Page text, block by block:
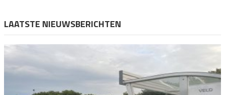
LAATSTE NIEUWSBERICHTEN